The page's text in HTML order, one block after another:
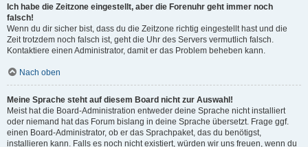
Ich habe die Zeitzone eingestellt, aber die Forenuhr geht immer noch
falsch!
Wenn du dir sicher bist, dass du die Zeitzone richtig eingestellt hast und die
Zeit trotzdem noch falsch ist, geht die Uhr des Servers vermutlich falsch.
Kontaktiere einen Administrator, damit er das Problem beheben kann.
Nach oben
Meine Sprache steht auf diesem Board nicht zur Auswahl!
Meist hat die Board-Administration entweder deine Sprache nicht installiert
oder niemand hat das Forum bislang in deine Sprache übersetzt. Frage ggf.
einen Board-Administrator, ob er das Sprachpaket, das du benötigst,
installieren kann. Falls es noch nicht existiert, würden wir uns freuen, wenn du